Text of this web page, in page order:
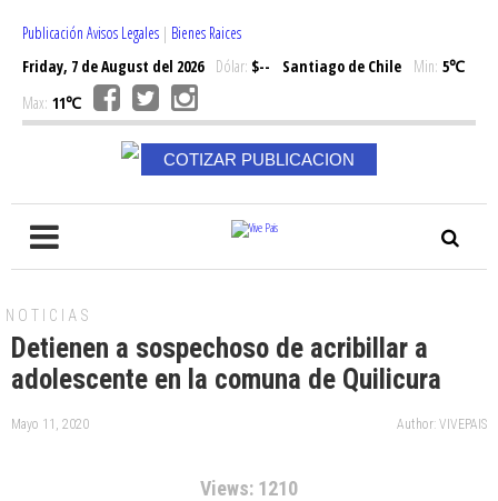
Publicación Avisos Legales | Bienes Raices
Friday, 7 de August del 2026Dólar: $-- Santiago de Chile Min: 5℃
Max: 11℃
COTIZAR PUBLICACION
NOTICIAS
Detienen a sospechoso de acribillar a
adolescente en la comuna de Quilicura
Mayo 11, 2020 Author: VIVEPAIS
Views: 1210